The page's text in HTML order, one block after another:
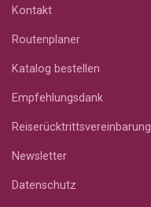
Kontakt
Routenplaner
Katalog bestellen
Empfehlungsdank
Reiserücktrittsvereinbarung
Newsletter
Datenschutz